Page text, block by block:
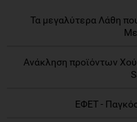
Τα μεγαλύτερα Λάθη
Ανάκληση προϊόντων
ΕΦΕΤ -